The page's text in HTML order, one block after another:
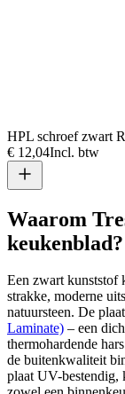
HPL schroef zwart
€ 12,04Incl. btw
Waarom
keukenblad?
Een zwart kunststof
strakke, moderne
natuursteen. De
Laminate) – een
thermohardende
de buitenkwaliteit
plaat UV-bestendig,